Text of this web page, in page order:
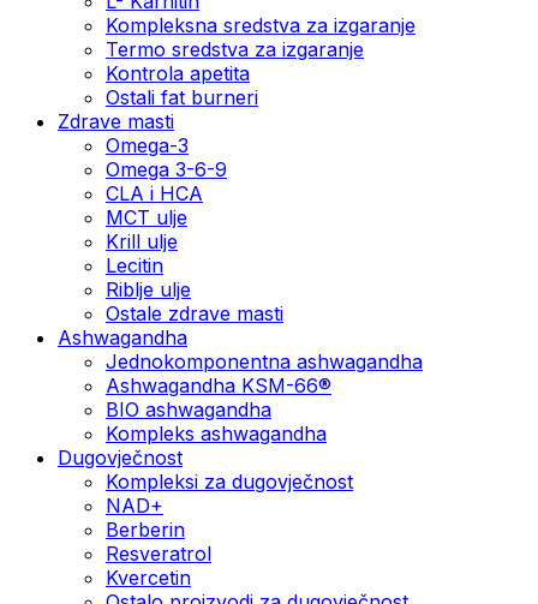
Kompleksna sredstva za izgaranje
Termo sredstva za izgaranje
Kontrola apetita
Ostali fat burneri
Zdrave masti
Omega-3
Omega 3-6-9
CLA i HCA
MCT ulje
Krill ulje
Lecitin
Riblje ulje
Ostale zdrave masti
Ashwagandha
Jednokomponentna ashwagandha
Ashwagandha KSM-66®
BIO ashwagandha
Kompleks ashwagandha
Dugovječnost
Kompleksi za dugovječnost
NAD+
Berberin
Resveratrol
Kvercetin